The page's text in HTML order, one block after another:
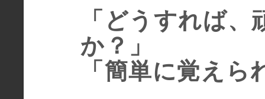
「どうすれば
か？」
「簡単に覚え